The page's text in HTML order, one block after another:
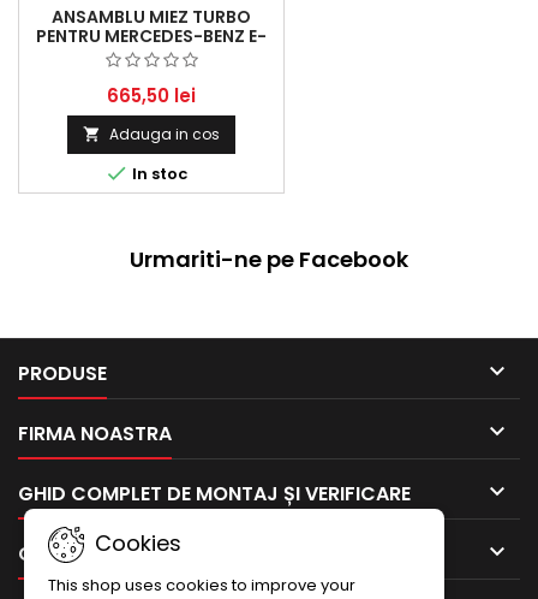
ANSAMBLU MIEZ TURBO
PENTRU MERCEDES-BENZ E-
CLASS W213 E 200, E 250, E
300, E 300 E, E 350 E
665,50 lei
 Adauga in cos
 In stoc
Urmariti-ne pe Facebook
PRODUSE 
FIRMA NOASTRA 
GHID COMPLET DE MONTAJ ȘI VERIFICARE 
CONTUL TAU 
Cookies
This shop uses cookies to improve your